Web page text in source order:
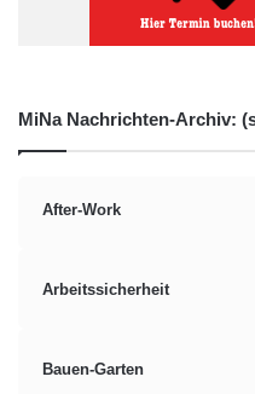
Cashflow
MiNa Nachrichten-Archiv:
After-Work
Arbeitssicherheit
Bauen-Garten